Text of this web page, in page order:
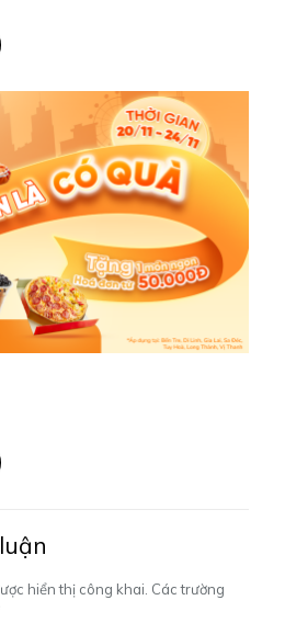
hiển thị công khai. Các trường